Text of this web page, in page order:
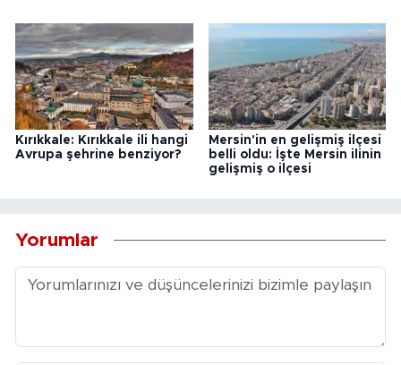
Kırıkkale: Kırıkkale ili hangi
Avrupa şehrine benziyor?
Mersin'in en gelişmiş ilçesi
belli oldu: İşte Mersin ilinin
gelişmiş o ilçesi
Yorumlar